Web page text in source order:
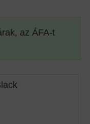
az ÁFA-t